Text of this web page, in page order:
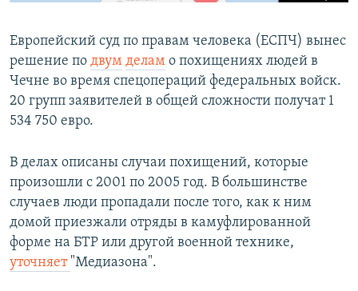
Все сайты РСЕ/РС
Европейский суд по правам человека (ЕСПЧ) вынес
решение по двум делам о похищениях людей в
Чечне во время спецопераций федеральных войск.
20 групп заявителей в общей сложности получат 1
534 750 евро.
В делах описаны случаи похищений, которые
произошли с 2001 по 2005 год. В большинстве
случаев люди пропадали после того, как к ним
домой приезжали отряды в камуфлированной
форме на БТР или другой военной технике,
уточняет "Медиазона".